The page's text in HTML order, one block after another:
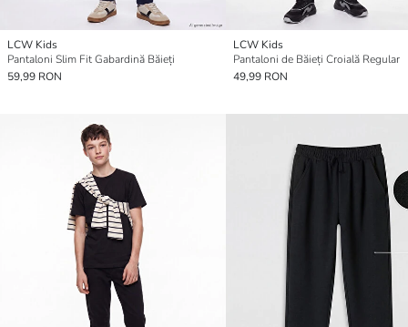
LCW Kids
Pantaloni Slim Fit Gabardină Băieți
59,99 RON
LCW Kids
Pantaloni de Băieți Croială Regular
49,99 RON